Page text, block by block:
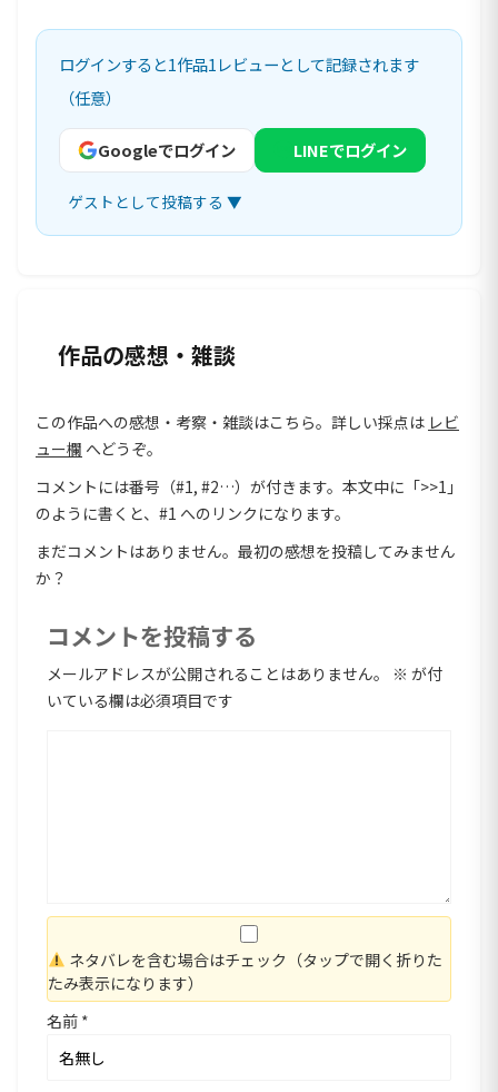
ログインすると1作品1レビューとして記録されます
（任意）
Googleでログイン LINEでログイン
ゲストとして投稿する ▼
作品の感想・雑談
この作品への感想・考察・雑談はこちら。詳しい採点は レビ
ュー欄 へどうぞ。
コメントには番号（#1, #2…）が付きます。本文中に「>>1」
のように書くと、#1 へのリンクになります。
まだコメントはありません。最初の感想を投稿してみません
か？
コメントを投稿する
メールアドレスが公開されることはありません。 ※ が付
いている欄は必須項目です
ネタバレを含む場合はチェック（タップで開く折りた
たみ表示になります）
名前 *